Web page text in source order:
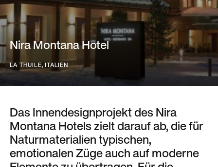
Nira Montana Hotel
LA THUILE, ITALIEN
Das Innendesignprojekt des Nira
Montana Hotels zielt darauf ab, die für
Naturmaterialien typischen,
emotionalen Züge auch auf moderne